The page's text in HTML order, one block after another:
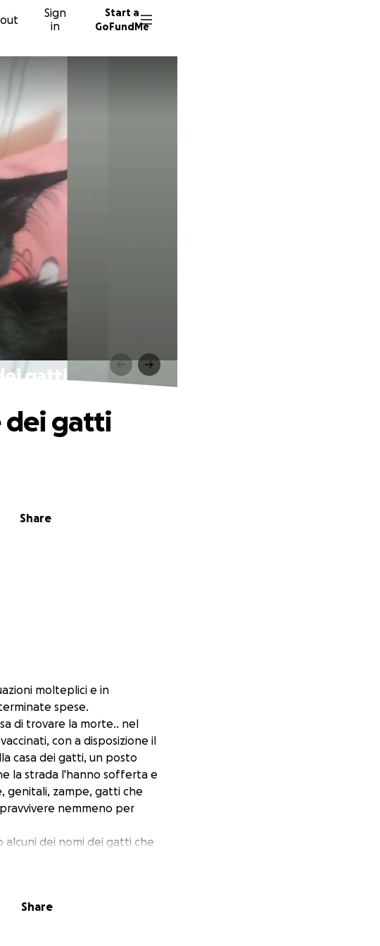
Sign
in
Start a
GoFundMe
gatti
Share
dei gatti
molteplici e in
spese.
di trovare la morte.. nel
con a disposizione il
casa dei gatti, un posto
la strada l'hanno sofferta e
genitali, zampe, gatti che
nemmeno per
alcuni dei nomi dei gatti che
una vita degna ognuno
feci a campione e fiv e
Share